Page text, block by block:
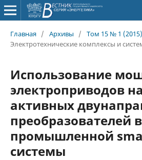
Главная / Архивы / Том 15 № 1 (2015)
Электротехнические комплексы и
Использование
электроприводов
активных
преобразователей
промышленной
системы